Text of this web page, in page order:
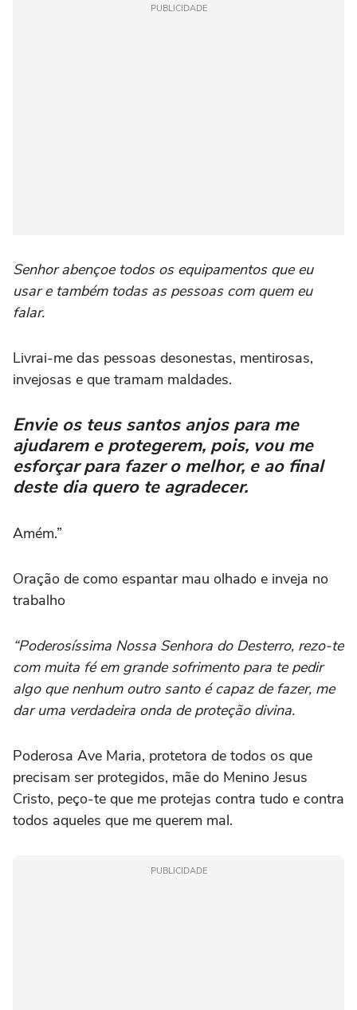
PUBLICIDADE
Senhor abençoe todos os equipamentos que eu
usar e também todas as pessoas com quem eu
falar.
Livrai-me das pessoas desonestas, mentirosas,
invejosas e que tramam maldades.
Envie os teus santos anjos para me
ajudarem e protegerem, pois, vou me
esforçar para fazer o melhor, e ao final
deste dia quero te agradecer.
Amém.”
Oração de como espantar mau olhado e inveja no
trabalho
“Poderosíssima Nossa Senhora do Desterro, rezo-te
com muita fé em grande sofrimento para te pedir
algo que nenhum outro santo é capaz de fazer, me
dar uma verdadeira onda de proteção divina.
Poderosa Ave Maria, protetora de todos os que
precisam ser protegidos, mãe do Menino Jesus
Cristo, peço-te que me protejas contra tudo e contra
todos aqueles que me querem mal.
PUBLICIDADE